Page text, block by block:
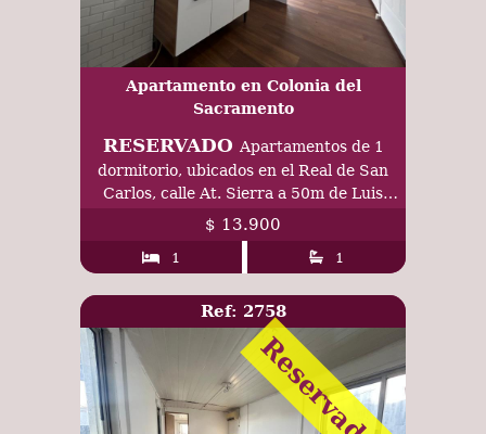
Apartamento en Colonia del
Sacramento
RESERVADO Apartamentos de 1
dormitorio, ubicados en el Real de San
Carlos, calle At. Sierra a 50m de Luis
Alberto de Herrera
$ 13.900
1 1
Ref: 2758
Reservado